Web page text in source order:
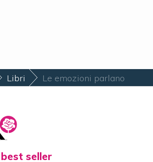
Libri Le emozioni parlano
seller